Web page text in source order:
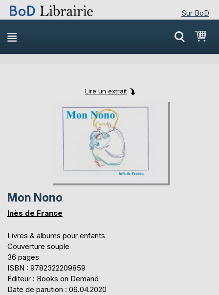
Sur BoD
Skip
to
Content
Lire un extrait
Skip
to
the
end
the
images
gallery
Skip
to
the
beginning
the
images
gallery
Mon Nono
Inès de France
Livres & albums pour enfants
Couverture souple
36 pages
ISBN : 9782322209859
Éditeur : Books on Demand
Date de parution : 06.04.2020